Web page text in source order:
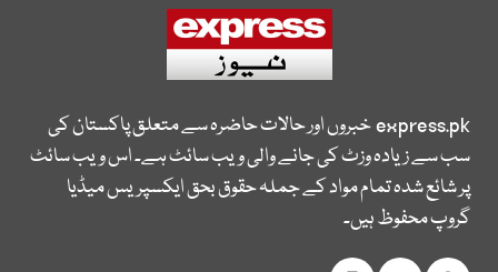
express.pkخبروں اور حالات حاضرہ سے متعلق پاکستان کی
سب سے زیادہ وزٹ کی جانے والی ویب سائٹ ہے۔ اس ویب سائٹ
پر شائع شدہ تمام مواد کے جملہ حقوق بحق ایکسپریس میڈیا
گروپ محفوظ ہیں۔